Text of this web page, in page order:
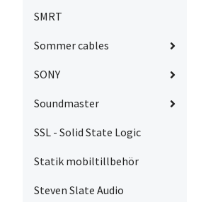
SMRT
Sommer cables
SONY
Soundmaster
SSL - Solid State Logic
Statik mobiltillbehör
Steven Slate Audio